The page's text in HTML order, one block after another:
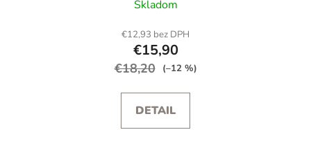
Skladom
€12,93 bez DPH
€15,90
€18,20 (–12 %)
DETAIL